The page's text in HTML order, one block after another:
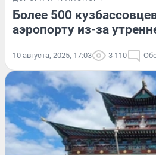
Более 500
аэропорту из-за
10 августа, 2025, 17:03 3 110